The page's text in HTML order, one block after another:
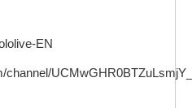
EN
channel/